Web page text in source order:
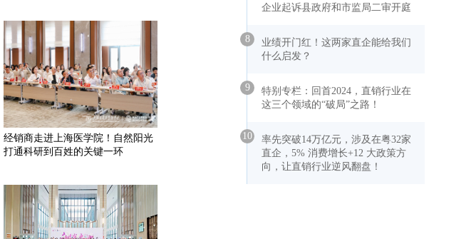
经销商走进上海医学院！自然阳光
打通科研到百姓的关键一环
企业起诉县政府和市监局二审开庭
8
业绩开门红！这两家直企能给我们
什么启发？
9
特别专栏：回首2024，直销行业在
这三个领域的“破局”之路！
10
率先突破14万亿元，涉及在粤32家
直企，5% 消费增长+12 大政策方
向，让直销行业逆风翻盘！